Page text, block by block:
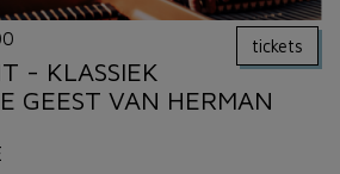
tickets
- KLASSIEK
GEEST VAN HERMAN